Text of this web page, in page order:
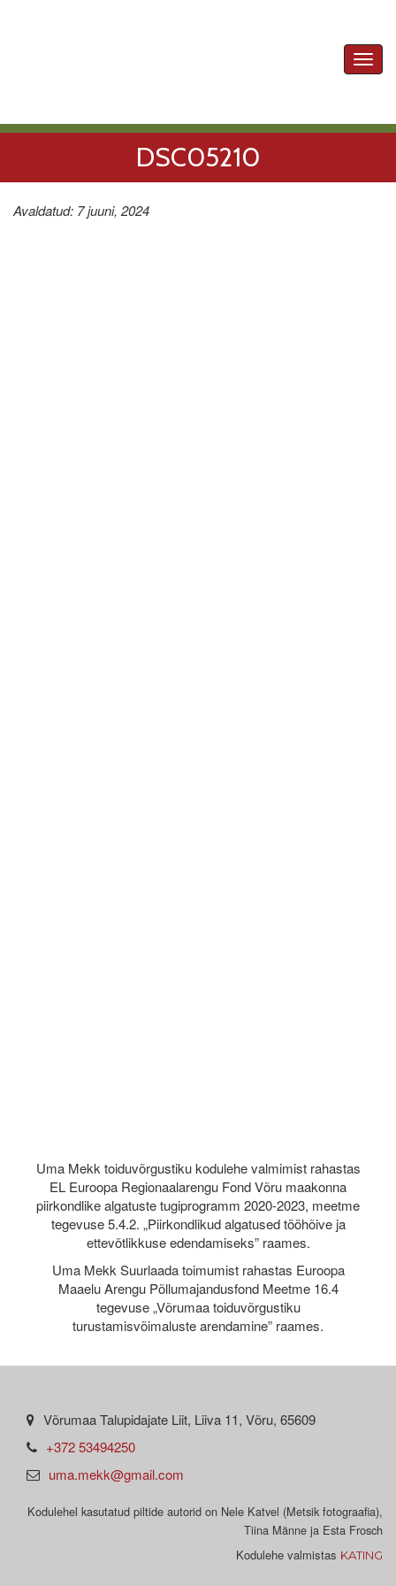
DSC05210
Avaldatud: 7 juuni, 2024
Uma Mekk toiduvõrgustiku kodulehe valmimist rahastas
EL Euroopa Regionaalarengu Fond Võru maakonna
piirkondlike algatuste tugiprogramm 2020-2023, meetme
tegevuse 5.4.2. „Piirkondlikud algatused tööhõive ja
ettevõtlikkuse edendamiseks” raames.
Uma Mekk Suurlaada toimumist rahastas Euroopa
Maaelu Arengu Põllumajandusfond Meetme 16.4
tegevuse „Võrumaa toiduvõrgustiku
turustamisvõimaluste arendamine” raames.
Võrumaa Talupidajate Liit, Liiva 11, Võru, 65609
+372 53494250
uma.mekk@gmail.com
Kodulehel kasutatud piltide autorid on Nele Katvel (Metsik fotograafia),
Tiina Männe ja Esta Frosch
Kodulehe valmistas KATING